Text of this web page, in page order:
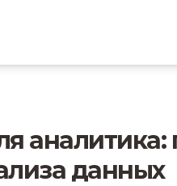
аналитика:
данных